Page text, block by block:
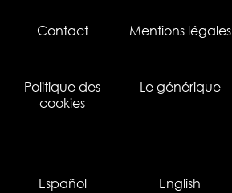
Contact Mentions légales
Politique des
cookies
Le générique
Español English